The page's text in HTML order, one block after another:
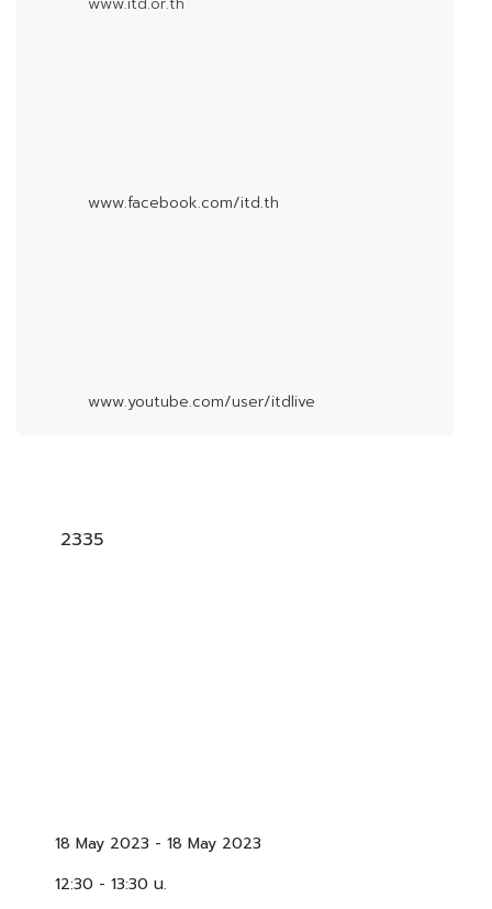
www.facebook.com/itd.th
www.youtube.com/user/itdlive
2335
18 May 2023 - 18 May 2023
12:30 - 13:30 น.